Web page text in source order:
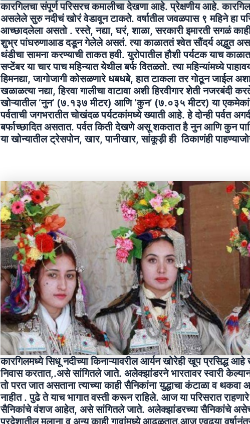
कारगिलचा संपूर्ण परिसरच कमालीचा देखणा आहे. प्रेक्षणीय आहे.
असलेले सुरु नदीचं खोरं वेडावून टाकते. वर्षातील जवळपास ९ महिने हा
आच्छादलेला असतो . रस्ते, नद्या, घरं, शाळा, सरकारी इमारती सगळं काही
शुभ्र पांघरुणाआड दडून गेलेले असतं. त्या काळाततं श्वेत सौंदर्य अद्भुत
थंडीचा सामना करण्याची ताकत हवी. युरोपातील हौशी पर्यटक याच
सप्टेंबर या चार पाच महिन्यात येथील बर्फ वितळतो. त्या महिन्यांमध्ये
हिमनद्या, जागोजागी कोसळणारे धबधबे, हात टाकला तर गोठून जाईल
खळाळत्या नद्या, हिरवा गालीचा वाटावा अशी हिरवीगार शेती नजरबंदी
खोऱ्यातील ‘नुन’ (७.१३७ मीटर) आणि ‘कुन’ (७.०३५ मीटर) या
पर्वताची जगभरातीत चोखंदळ पर्यटकांमध्ये ख्याती आहे. हे दोन्ही पर्वत
बर्फाच्छादित असतात. पर्वत किती देखणे असू शकतात है नुन आणि कुन
या खोन्यातील ट्रेसपोन, खार, पानीखार, सांकूड़ी ही ठिकाणंही
कारगिलमध्ये सिधू नदीच्या किनाऱ्यावरील आर्यन खोरेही खूप प्रसिद्ध
निवास करतात,.असे सांगितले जाते. अलेक्झांडरने भारतावर स्वारी
तो परत जात असताना त्याच्या काही सैनिकांना युद्धाचा कंटाळा व
नाहीत . पुढे ते याच भागात वस्ती करून राहिले. आज या परिसरात
सैनिकांचे वंशज आहेत, असे सांगितले जाते. अलेक्झांडरच्या सैनिकांचे
प्रदेशातील मलाना व अन्य काही गावांमध्ये आढळतात.आज एवढ्या